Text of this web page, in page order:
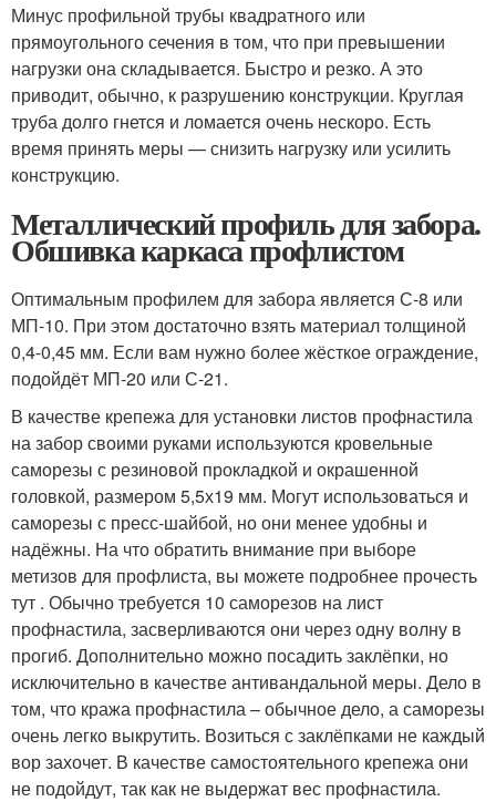
Минус профильной трубы квадратного или
прямоугольного сечения в том, что при превышении
нагрузки она складывается. Быстро и резко. А это
приводит, обычно, к разрушению конструкции. Круглая
труба долго гнется и ломается очень нескоро. Есть
время принять меры — снизить нагрузку или усилить
конструкцию.
Металлический профиль для забора.
Обшивка каркаса профлистом
Оптимальным профилем для забора является С-8 или
МП-10. При этом достаточно взять материал толщиной
0,4-0,45 мм. Если вам нужно более жёсткое ограждение,
подойдёт МП-20 или С-21.
В качестве крепежа для установки листов профнастила
на забор своими руками используются кровельные
саморезы с резиновой прокладкой и окрашенной
головкой, размером 5,5х19 мм. Могут использоваться и
саморезы с пресс-шайбой, но они менее удобны и
надёжны. На что обратить внимание при выборе
метизов для профлиста, вы можете подробнее прочесть
тут . Обычно требуется 10 саморезов на лист
профнастила, засверливаются они через одну волну в
прогиб. Дополнительно можно посадить заклёпки, но
исключительно в качестве антивандальной меры. Дело в
том, что кража профнастила – обычное дело, а саморезы
очень легко выкрутить. Возиться с заклёпками не каждый
вор захочет. В качестве самостоятельного крепежа они
не подойдут, так как не выдержат вес профнастила.